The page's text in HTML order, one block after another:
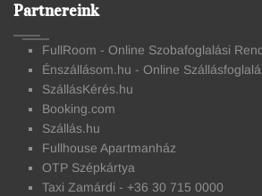
Partnereink
FullRoom - Online Szobafoglalási
Énszállásom.hu - Online
SzállásKérés.hu
Booking.com
Szállás.hu
Fullhouse Apartmanház
OTP Szépkártya
Taxi Zamárdi - +36 30 715 0000